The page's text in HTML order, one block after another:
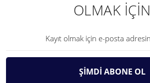
OLMAK İÇİN
ŞİMDİ ABONE OL